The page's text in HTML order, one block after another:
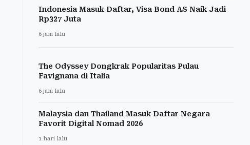
Indonesia Masuk Daftar, Visa Bond AS Naik Jadi
Rp327 Juta
6 jam lalu
The Odyssey Dongkrak Popularitas Pulau
Favignana di Italia
6 jam lalu
Malaysia dan Thailand Masuk Daftar Negara
Favorit Digital Nomad 2026
1 hari lalu